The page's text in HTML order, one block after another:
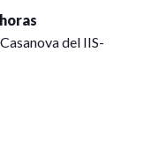
del IIS-